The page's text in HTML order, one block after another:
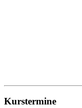
Kurstermine